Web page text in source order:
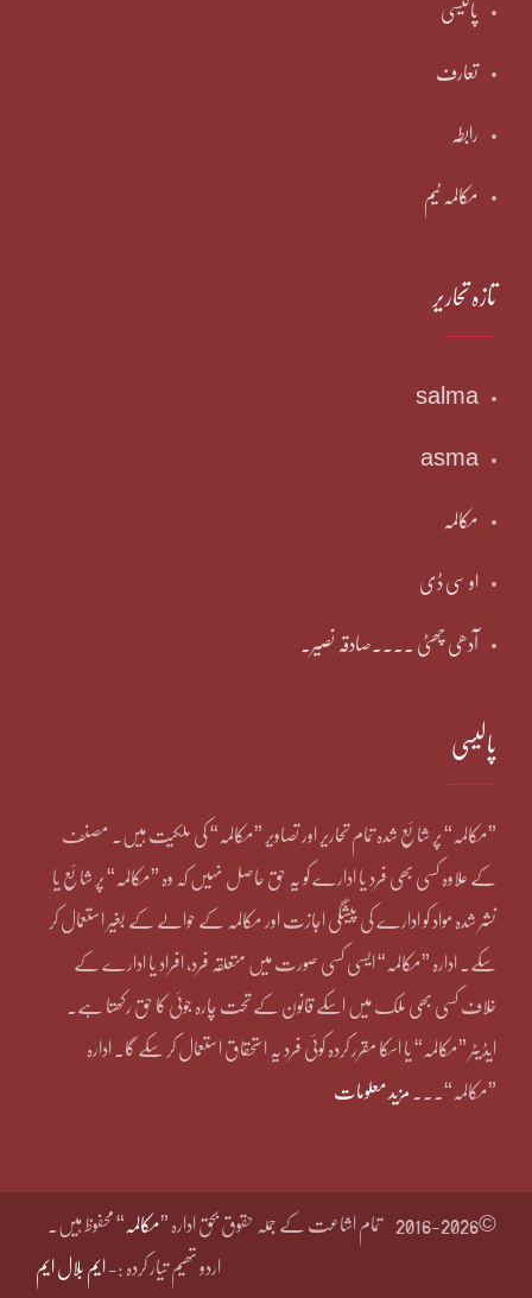
پالیسی
تعارف
رابطہ
مکالمہ ٹیم
تازہ تحاریر
salma
asma
مکالمہ
او سی ڈی
آدھی چھٹی ۔۔۔۔صادقہ نصیر۔
پالیسی
”مکالمہ“ پر شائع شدہ تمام تحاریر اور تصاویر ”مکالمہ“ کی ملکیت ہیں۔ مصنف
کے علاوہ کسی بھی فرد یا ادارے کو یہ حق حاصل نہیں کہ وہ ”مکالمہ“ پر شائع یا
نشر شدہ مواد کو ادارے کی پیشگی اجازت اور مکالمہ کے حوالے کے بغیر استعمال کر
سکے۔ ادارہ ”مکالمہ“ ایسی کسی صورت میں متعلقہ فرد، افراد یا ادارے کے
خلاف کسی بھی ملک میں اسکے قانون کے تحت چارہ جوئی کا حق رکھتا ہے۔
ایڈیٹر ”مکالمہ“ یا اسکا مقرر کردہ کوئی فرد یہ استحقاق استعمال کر سکے گا۔ ادارہ
”مکالمہ“۔۔۔ مزید معلومات
©2016-2026 تمام اشاعت کے جملہ حقوق بحق ادارہ ”مکالمہ “ محفوظ ہیں۔
اردو تھیم تیار کردہ :- ایم بلال ایم